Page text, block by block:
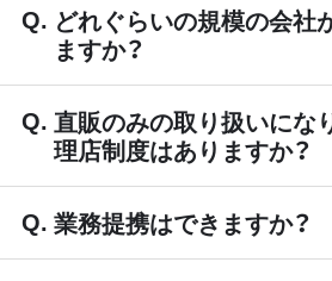
どれぐらいの規模の会社
ますか？
直販のみの取り扱いにな
理店制度はありますか？
業務提携はできますか？